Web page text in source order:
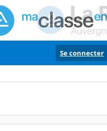
Se connecter